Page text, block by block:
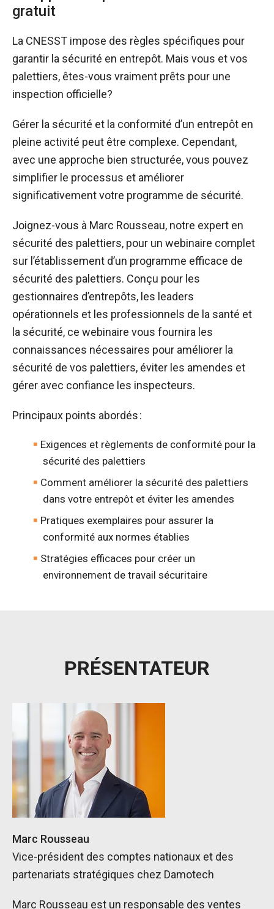
gratuit
La CNESST impose des règles spécifiques pour
garantir la sécurité en entrepôt. Mais vous et vos
palettiers, êtes-vous vraiment prêts pour une
inspection officielle?
Gérer la sécurité et la conformité d’un entrepôt en
pleine activité peut être complexe. Cependant,
avec une approche bien structurée, vous pouvez
simplifier le processus et améliorer
significativement votre programme de sécurité.
Joignez-vous à Marc Rousseau, notre expert en
sécurité des palettiers, pour un webinaire complet
sur l’établissement d’un programme efficace de
sécurité des palettiers. Conçu pour les
gestionnaires d’entrepôts, les leaders
opérationnels et les professionnels de la santé et
la sécurité, ce webinaire vous fournira les
connaissances nécessaires pour améliorer la
sécurité de vos palettiers, éviter les amendes et
gérer avec confiance les inspecteurs.
Principaux points abordés :
Exigences et règlements de conformité pour la
sécurité des palettiers
Comment améliorer la sécurité des palettiers
dans votre entrepôt et éviter les amendes
Pratiques exemplaires pour assurer la
conformité aux normes établies
Stratégies efficaces pour créer un
environnement de travail sécuritaire
PRÉSENTATEUR
Marc Rousseau
Vice-président des comptes nationaux et des
partenariats stratégiques chez Damotech
Marc Rousseau est un responsable des ventes